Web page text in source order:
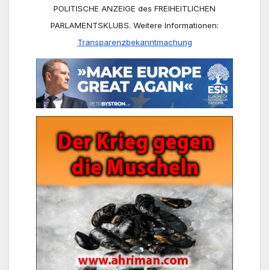
POLITISCHE ANZEIGE des FREIHEITLICHEN
PARLAMENTSKLUBS. Weitere Informationen:
Transparenzbekanntmachung